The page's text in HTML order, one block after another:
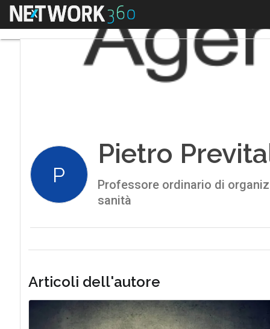
Menu
P
Pietro
Professore ordinario di
sanità
Articoli dell'autore